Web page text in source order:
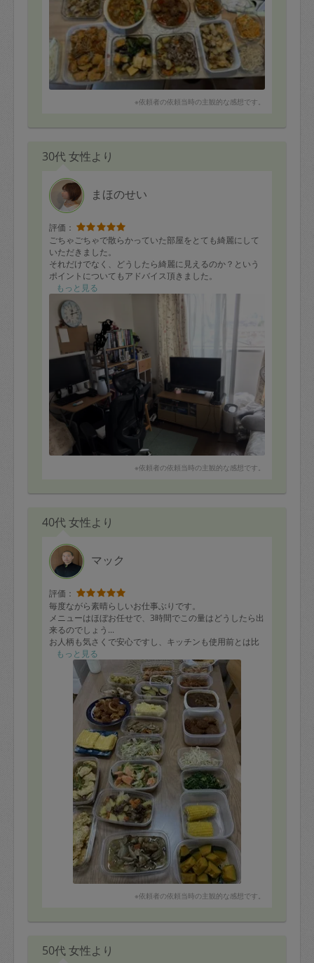
※依頼者の依頼当時の主観的な感想です。
30代 女性より
まほのせい
評価：
ごちゃごちゃで散らかっていた部屋をとても綺麗にして
いただきました。
それだけでなく、どうしたら綺麗に見えるのか？という
ポイントについてもアドバイス頂きました。
私は掃除が得意ではないので何から手をつけていいかわ
からなかったのですが、最初からリードして効率よくお
掃除して頂きました。
人柄も素敵な方で、とても楽しくお掃除できました。
大満足です！
次も是非勝田さんにお願いさせて頂きたいです。
百聞は一見にしかず、ということで、お掃除後の写真も
投稿しておきます。
（お掃除前の写真も投稿できたら比較できるのですが、
閲覧注意レベルですのですみません…。でもお掃除後の
写真だけでも良くわかると思います！）
本当にありがとうございました！
もっと見る
※依頼者の依頼当時の主観的な感想です。
40代 女性より
マック
評価：
毎度ながら素晴らしいお仕事ぶりです。
メニューはほぼお任せで、3時間でこの量はどうしたら出
来るのでしょう...
お人柄も気さくで安心ですし、キッチンも使用前とは比
べものにならないくらいキレイです。
今回は子供が食べる食事メインとお伝えしたところ、優
しい味付けで、子供達も喜んで頂いておりました。
唯一リクエストしたエビチリはスタンダードもマヨバー
ジョンもすごく美味しかったです！！
ありがとうございました。
もっと見る
※依頼者の依頼当時の主観的な感想です。
50代 女性より